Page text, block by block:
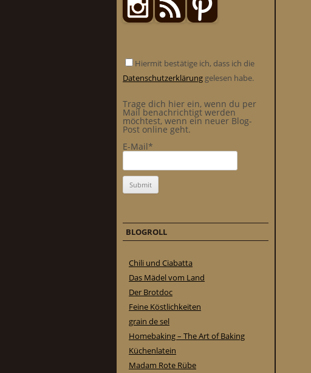
Hiermit bestätige ich, dass ich die
Datenschutzerklärung gelesen habe.
Trage dich hier ein, wenn du per
Mail benachrichtigt werden
möchtest, wenn ein neuer Blog-
Post online geht.
E-Mail*
BLOGROLL
Chili und Ciabatta
Das Mädel vom Land
Der Brotdoc
Feine Köstlichkeiten
grain de sel
Homebaking – The Art of Baking
Küchenlatein
Madam Rote Rübe